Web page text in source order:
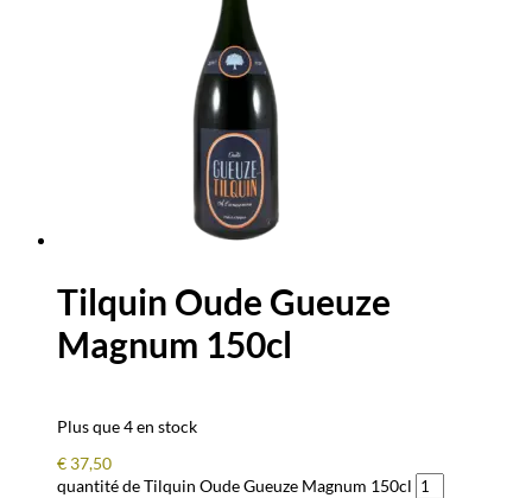
Tilquin Oude Gueuze
Magnum 150cl
Plus que 4 en stock
€ 37,50
quantité de Tilquin Oude Gueuze Magnum 150cl